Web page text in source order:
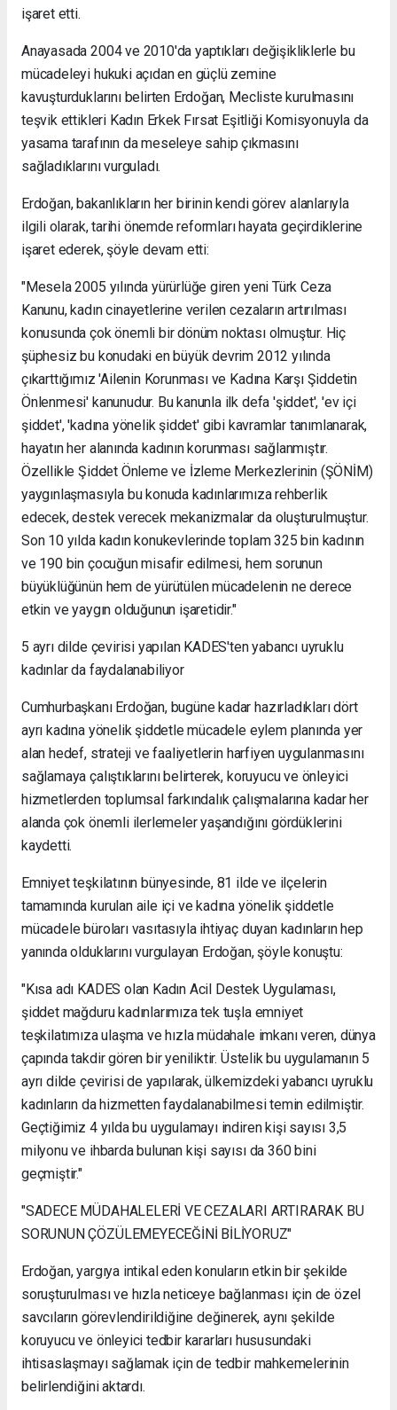
işaret etti.
Anayasada 2004 ve 2010'da yaptıkları değişikliklerle bu
mücadeleyi hukuki açıdan en güçlü zemine
kavuşturduklarını belirten Erdoğan, Mecliste kurulmasını
teşvik ettikleri Kadın Erkek Fırsat Eşitliği Komisyonuyla da
yasama tarafının da meseleye sahip çıkmasını
sağladıklarını vurguladı.
Erdoğan, bakanlıkların her birinin kendi görev alanlarıyla
ilgili olarak, tarihi önemde reformları hayata geçirdiklerine
işaret ederek, şöyle devam etti:
"Mesela 2005 yılında yürürlüğe giren yeni Türk Ceza
Kanunu, kadın cinayetlerine verilen cezaların artırılması
konusunda çok önemli bir dönüm noktası olmuştur. Hiç
şüphesiz bu konudaki en büyük devrim 2012 yılında
çıkarttığımız 'Ailenin Korunması ve Kadına Karşı Şiddetin
Önlenmesi' kanunudur. Bu kanunla ilk defa 'şiddet', 'ev içi
şiddet', 'kadına yönelik şiddet' gibi kavramlar tanımlanarak,
hayatın her alanında kadının korunması sağlanmıştır.
Özellikle Şiddet Önleme ve İzleme Merkezlerinin (ŞÖNİM)
yaygınlaşmasıyla bu konuda kadınlarımıza rehberlik
edecek, destek verecek mekanizmalar da oluşturulmuştur.
Son 10 yılda kadın konukevlerinde toplam 325 bin kadının
ve 190 bin çocuğun misafir edilmesi, hem sorunun
büyüklüğünün hem de yürütülen mücadelenin ne derece
etkin ve yaygın olduğunun işaretidir."
5 ayrı dilde çevirisi yapılan KADES'ten yabancı uyruklu
kadınlar da faydalanabiliyor
Cumhurbaşkanı Erdoğan, bugüne kadar hazırladıkları dört
ayrı kadına yönelik şiddetle mücadele eylem planında yer
alan hedef, strateji ve faaliyetlerin harfiyen uygulanmasını
sağlamaya çalıştıklarını belirterek, koruyucu ve önleyici
hizmetlerden toplumsal farkındalık çalışmalarına kadar her
alanda çok önemli ilerlemeler yaşandığını gördüklerini
kaydetti.
Emniyet teşkilatının bünyesinde, 81 ilde ve ilçelerin
tamamında kurulan aile içi ve kadına yönelik şiddetle
mücadele büroları vasıtasıyla ihtiyaç duyan kadınların hep
yanında olduklarını vurgulayan Erdoğan, şöyle konuştu:
"Kısa adı KADES olan Kadın Acil Destek Uygulaması,
şiddet mağduru kadınlarımıza tek tuşla emniyet
teşkilatımıza ulaşma ve hızla müdahale imkanı veren, dünya
çapında takdir gören bir yeniliktir. Üstelik bu uygulamanın 5
ayrı dilde çevirisi de yapılarak, ülkemizdeki yabancı uyruklu
kadınların da hizmetten faydalanabilmesi temin edilmiştir.
Geçtiğimiz 4 yılda bu uygulamayı indiren kişi sayısı 3,5
milyonu ve ihbarda bulunan kişi sayısı da 360 bini
geçmiştir."
"SADECE MÜDAHALELERİ VE CEZALARI ARTIRARAK BU
SORUNUN ÇÖZÜLEMEYECEĞİNİ BİLİYORUZ"
Erdoğan, yargıya intikal eden konuların etkin bir şekilde
soruşturulması ve hızla neticeye bağlanması için de özel
savcıların görevlendirildiğine değinerek, aynı şekilde
koruyucu ve önleyici tedbir kararları hususundaki
ihtisaslaşmayı sağlamak için de tedbir mahkemelerinin
belirlendiğini aktardı.